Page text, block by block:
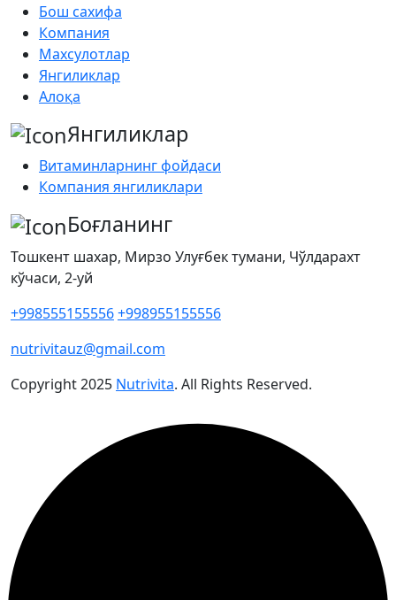
Бош сахифа
Компания
Махсулотлар
Янгиликлар
Алоқа
Янгиликлар
Витаминларнинг фойдаси
Компания янгиликлари
Боғланинг
Тошкент шахар, Мирзо Улуғбек тумани, Чўлдарахт
кўчаси, 2-уй
+998555155556+998955155556
nutrivitauz@gmail.com
Copyright2025 Nutrivita. All Rights Reserved.